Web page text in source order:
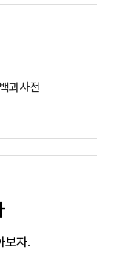
과사전
보자.